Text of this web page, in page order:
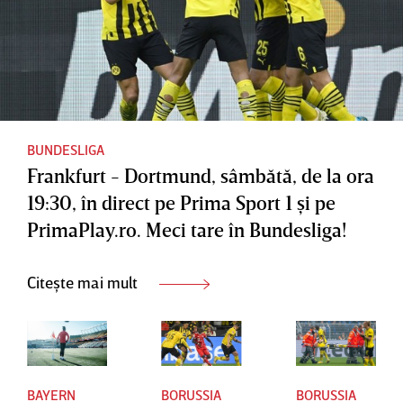
într-un
amical
operat cu
succes
pentru a
doua
oară
nu a
împlinit
nici 18
ani
BUNDESLIGA
Frankfurt - Dortmund, sâmbătă, de la ora
19:30, în direct pe Prima Sport 1 şi pe
PrimaPlay.ro. Meci tare în Bundesliga!
Citește mai mult
BAYERN
BORUSSIA
BORUSSIA